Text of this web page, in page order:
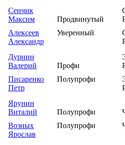
Сенчик
Максим
Алексеев
Александр
Продвинутый
Уверенный
Дурнин
Валерий
Писаренко
Петр
Профи
Полупрофи
Ярунин
Виталий
Возных
Ярослав
Полупрофи
Полупрофи